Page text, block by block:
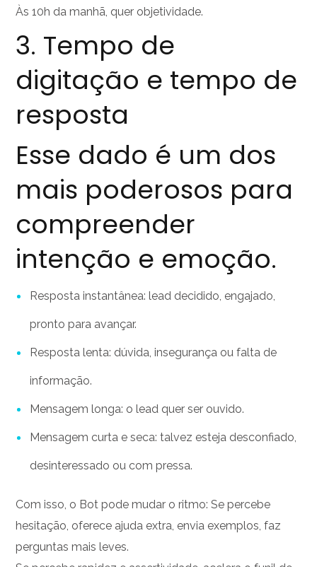
Às 10h da manhã, quer objetividade.
3. Tempo de
digitação e tempo de
resposta
Esse dado é um dos
mais poderosos para
compreender
intenção e emoção.
Resposta instantânea: lead decidido, engajado,
pronto para avançar.
Resposta lenta: dúvida, insegurança ou falta de
informação.
Mensagem longa: o lead quer ser ouvido.
Mensagem curta e seca: talvez esteja desconfiado,
desinteressado ou com pressa.
Com isso, o Bot pode mudar o ritmo:Se percebe
hesitação, oferece ajuda extra, envia exemplos, faz
perguntas mais leves.